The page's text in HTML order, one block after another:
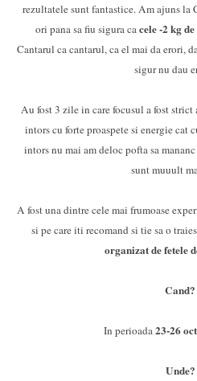
rezultatele sunt fantastice. Am ajuns la
ori pana sa fiu sigura cacele -2 kg
Cantarul ca cantarul, ca el mai da erori,
sigur nu dau
Au fost 3 zile in care focusul a fost
intors cu forte proaspete si energie cat
intors nu mai am deloc pofta sa
sunt muuult
A fost una dintre cele mai frumoase
si pe care iti recomand si tie sa o
organizat de fetele
Cand?
In perioada23-26
Unde?